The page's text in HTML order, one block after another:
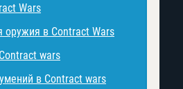
Wars
оружия в Contract Wars
wars
в Contract wars